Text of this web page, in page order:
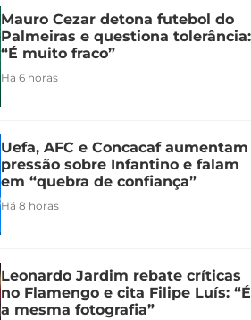
Mauro Cezar detona futebol do
Palmeiras e questiona tolerância:
“É muito fraco”
Há 6 horas
Uefa, AFC e Concacaf aumentam
pressão sobre Infantino e falam
em “quebra de confiança”
Há 8 horas
Leonardo Jardim rebate críticas
no Flamengo e cita Filipe Luís: “É
a mesma fotografia”